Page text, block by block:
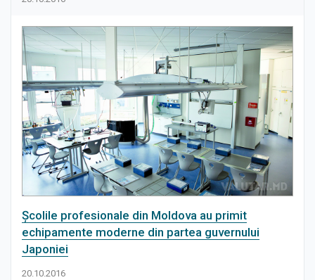
Şcolile profesionale din Moldova au primit
echipamente moderne din partea guvernului
Japoniei
20.10.2016